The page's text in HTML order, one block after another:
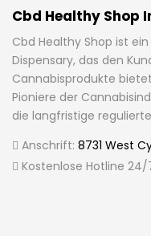
Cbd Healthy Shop
Cbd Healthy Shop ist
Dispensary, das den
Cannabisprodukte
Pioniere der
die langfristige
Anschrift: 8731 West
Kostenlose Hotline 24/